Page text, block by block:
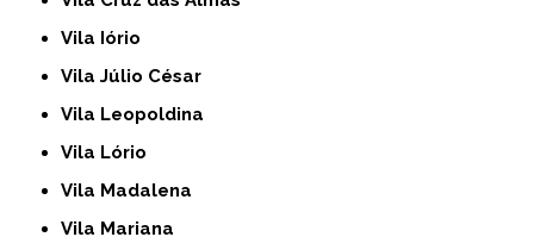
Vila Iório
Vila Júlio César
Vila Leopoldina
Vila Lório
Vila Madalena
Vila Mariana